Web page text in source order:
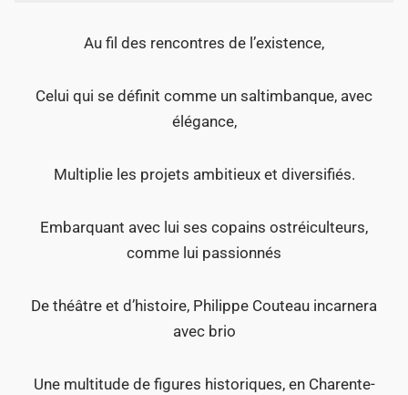
Au fil des rencontres de l’existence,
Celui qui se définit comme un saltimbanque, avec
élégance,
Multiplie les projets ambitieux et diversifiés.
Embarquant avec lui ses copains ostréiculteurs,
comme lui passionnés
De théâtre et d’histoire, Philippe Couteau incarnera
avec brio
Une multitude de figures historiques, en Charente-